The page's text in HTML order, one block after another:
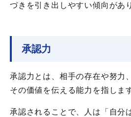
づきを引き出しやすい傾向があ
承認力
承認力とは、相手の存在や努力
その価値を伝える能力を指しま
承認されることで、人は「自分